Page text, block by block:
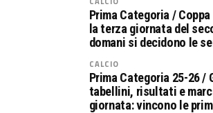
Prima Categoria /
la terza giornata del
domani si decidono le
CALCIO
Prima Categoria 25-26 /
tabellini, risultati e
giornata: vincono le